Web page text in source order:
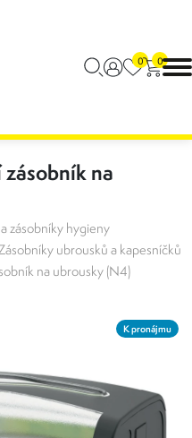
0 0
na
zásobníky hygieny
ubrousků a kapesníčků
na ubrousky (N4)
K pronájmu